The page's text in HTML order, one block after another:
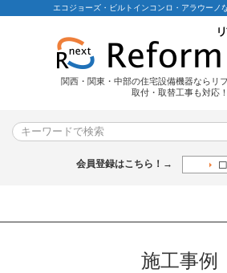
エコジョーズ・ビルトインコンロ・アラウーノ
関西・関東・中部の住宅設備機器ならリ
取付・取替工事も対応！
会員登録はこちら！→
施工事例